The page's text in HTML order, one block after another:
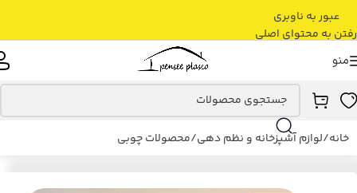
عبور به ناوبری
رفتن به محتوای اصلی
منو
خانه/لوازم آشپزخانه و نظم دهی/محصولات چوبی